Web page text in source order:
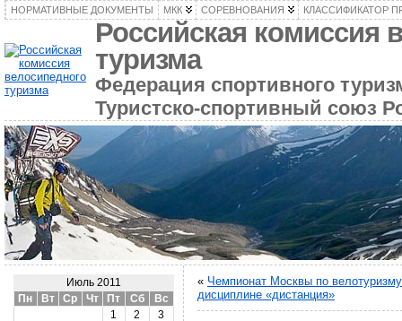
НОРМАТИВНЫЕ ДОКУМЕНТЫ МКК СОРЕВНОВАНИЯ КЛАССИФИКАТОР
Российская комиссия
туризма
Федерация спортивного
Туристско-спортивный союз
Июль 2011
Пн
Вт Ср Чт Пт Сб
Вс
1
2
3
« Чемпионат Москвы по
дисциплине «дистанция»